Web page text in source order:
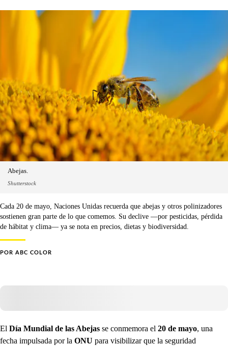
Abejas.
Shutterstock
Cada 20 de mayo, Naciones Unidas recuerda que abejas y otros polinizadores
sostienen gran parte de lo que comemos. Su declive —por pesticidas, pérdida
de hábitat y clima— ya se nota en precios, dietas y biodiversidad.
POR ABC COLOR
El Día Mundial de las Abejas se conmemora el 20 de mayo, una
fecha impulsada por la ONU para visibilizar que la seguridad